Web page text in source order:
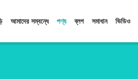
আমাদের সম্বন্ধে পণ্য ব্লগ সমাধান ভিডিও